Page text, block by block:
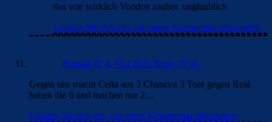
das war wirklich Voodoo zauber. unglaublich
Loggen Sie sich ein, um einen Kommentar abzugeben
Ronald.33 4. Mai 2025 Beim 15:44
Gegen uns macht Celta aus 3 Chancen 3 Tore gegen Real
haben die 6 und machen nur 2…
Loggen Sie sich ein, um einen Kommentar abzugeben